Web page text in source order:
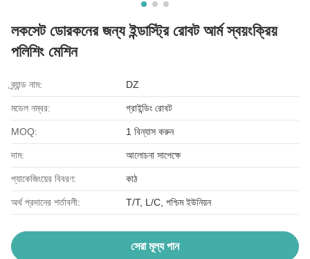
লকসেট ডোরকনের জন্য ইন্ডাস্ট্রি রোবট আর্ম স্বয়ংক্রিয়
পলিশিং মেশিন
ব্র্যান্ড নাম: DZ
মডেল নম্বর: গ্রাইন্ডিং রোবট
MOQ: 1 বিন্যাস করুন
দাম: আলোচনা সাপেক্ষে
প্যাকেজিংয়ের বিবরণ: কাঠ
অর্থ প্রদানের শর্তাবলী: T/T, L/C, পশ্চিম ইউনিয়ন
সেরা মূল্য পান